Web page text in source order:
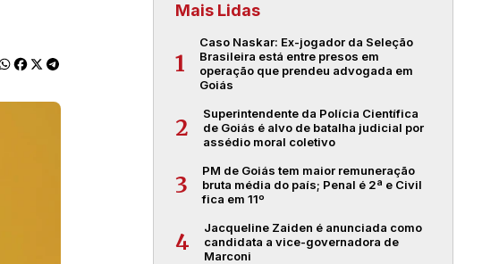
Mais Lidas
1
Caso Naskar: Ex-jogador da Seleção
Brasileira está entre presos em
operação que prendeu advogada em
Goiás
2
Superintendente da Polícia Científica
de Goiás é alvo de batalha judicial por
assédio moral coletivo
3
PM de Goiás tem maior remuneração
bruta média do país; Penal é 2ª e Civil
fica em 11º
4
Jacqueline Zaiden é anunciada como
candidata a vice-governadora de
Marconi